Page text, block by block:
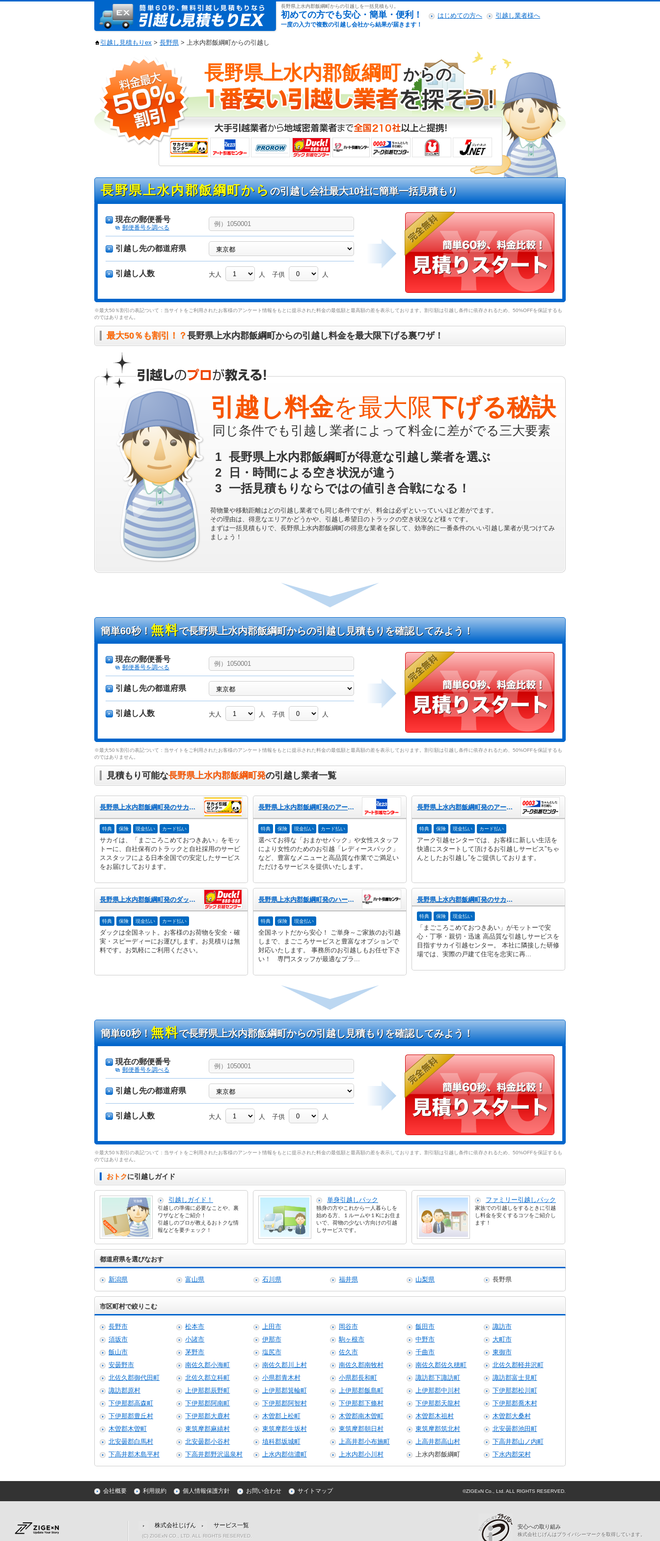
長野県上水内郡飯綱町からの引越しを一括見積もり。
引越し見積もりex
初めての方でも安心・簡単・便利！
一度の入力で複数の引越し会社から結果が届きます！
はじめての方へ 引越し業者様へ
引越し見積もりex > 長野県 > 上水内郡飯綱町からの引越し
長野県上水内郡飯綱町からの
長野県上水内郡飯綱町からの引越し会社最大10社に簡単一括見積もり
現在の郵便番号
郵便番号を調べる
引越し先の都道府県
引越し人数 大人 人 子供 人
※最大50％割引の表記ついて：当サイトをご利用されたお客様のアンケート情報をもとに提示された料金の最低額と最高額の差を表示しております。割引額は引越し条件に依存されるため、50%OFFを保証するも
のではありません。
最大50％も割引！？長野県上水内郡飯綱町からの引越し料金を最大限下げる裏ワザ！
引越し料金を最大限下げる秘訣
同じ条件でも引越し業者によって料金に差がでる三大要素
1 長野県上水内郡飯綱町が得意な引越し業者を選ぶ
2
日・時間による空き状況が違う
3 一括見積もりならではの値引き合戦になる！
荷物量や移動距離はどの引越し業者でも同じ条件ですが、料金は必ずといっていいほど差がでます。
その理由は、得意なエリアかどうかや、引越し希望日のトラックの空き状況など様々です。
まずは一括見積もりで、長野県上水内郡飯綱町の得意な業者を探して、効率的に一番条件のいい引越し業者が見つけてみ
ましょう！
簡単60秒！無料で長野県上水内郡飯綱町からの引越し見積もりを確認してみよう！
現在の郵便番号
郵便番号を調べる
引越し先の都道府県
引越し人数 大人 人 子供 人
※最大50％割引の表記ついて：当サイトをご利用されたお客様のアンケート情報をもとに提示された料金の最低額と最高額の差を表示しております。割引額は引越し条件に依存されるため、50%OFFを保証するも
のではありません。
見積もり可能な長野県上水内郡飯綱町発の引越し業者一覧
長野県上水内郡飯綱町発のサカイ引越センター
特典 保険 現金払い カード払い
サカイは、「まごころこめておつきあい」をモッ
トーに、自社保有のトラックと自社採用のサービ
ススタッフによる日本全国での安定したサービス
をお届けしております。
長野県上水内郡飯綱町発のアート引越センター
特典 保険 現金払い カード払い
選べてお得な「おまかせパック」や女性スタッフ
により女性のためのお引越「レディースパック」
など、豊富なメニューと高品質な作業でご満足い
ただけるサービスを提供いたします。
長野県上水内郡飯綱町発のアーク引越センター
特典 保険 現金払い カード払い
アーク引越センターでは、お客様に新しい生活を
快適にスタートして頂けるお引越しサービス”ちゃ
んとしたお引越し”をご提供しております。
長野県上水内郡飯綱町発のダック引越センター
特典 保険 現金払い カード払い
ダックは全国ネット。お客様のお荷物を安全・確
実・スピーディーにお運びします。お見積りは無
料です。お気軽にご利用ください。
長野県上水内郡飯綱町発のハート引越センター
特典 保険 現金払い
全国ネットだから安心！ ご単身～ご家族のお引越
しまで、まごころサービスと豊富なオプションで
対応いたします。 事務所のお引越しもお任せ下さ
い！ 専門スタッフが最適なプラ...
長野県上水内郡飯綱町発のサカイ引越センター
特典 保険 現金払い
「まごころこめておつきあい」がモットーで安
心・丁寧・親切・迅速 高品質な引越しサービスを
目指すサカイ引越センター。 本社に隣接した研修
場では、実際の戸建て住宅を忠実に再...
簡単60秒！無料で長野県上水内郡飯綱町からの引越し見積もりを確認してみよう！
現在の郵便番号
郵便番号を調べる
引越し先の都道府県
引越し人数 大人 人 子供 人
※最大50％割引の表記ついて：当サイトをご利用されたお客様のアンケート情報をもとに提示された料金の最低額と最高額の差を表示しております。割引額は引越し条件に依存されるため、50%OFFを保証するも
のではありません。
おトクに引越しガイド
引越しガイド！
引越しの準備に必要なことや、裏
ワザなどをご紹介！
引越しのプロが教えるおトクな情
報などを要チェック！
単身引越しパック
独身の方やこれから一人暮らしを
始める方、１ルームや１Kにお住ま
いで、荷物の少ない方向けの引越
しサービスです。
ファミリー引越しパック
家族での引越しをするときに引越
し料金を安くするコツをご紹介し
ます！
都道府県を選びなおす
新潟県 富山県 石川県 福井県 山梨県 長野県
市区町村で絞りこむ
長野市 松本市 上田市 岡谷市 飯田市
諏訪市
須坂市
小諸市 伊那市 駒ヶ根市 中野市
大町市
飯山市
茅野市 塩尻市 佐久市 千曲市
東御市
安曇野市
南佐久郡小海町 南佐久郡川上村 南佐久郡南牧村 南佐久郡佐久穂町
北佐久郡軽井沢町
北佐久郡御代田町
北佐久郡立科町 小県郡青木村 小県郡長和町 諏訪郡下諏訪町
諏訪郡富士見町
諏訪郡原村
上伊那郡辰野町 上伊那郡箕輪町 上伊那郡飯島町 上伊那郡中川村
下伊那郡松川町
下伊那郡高森町
下伊那郡阿南町 下伊那郡阿智村 下伊那郡下條村 下伊那郡天龍村
下伊那郡喬木村
下伊那郡豊丘村
下伊那郡大鹿村 木曽郡上松町 木曽郡南木曽町 木曽郡木祖村
木曽郡大桑村
木曽郡木曽町
東筑摩郡麻績村 東筑摩郡生坂村 東筑摩郡朝日村 東筑摩郡筑北村
北安曇郡池田町
北安曇郡白馬村
北安曇郡小谷村 埴科郡坂城町 上高井郡小布施町 上高井郡高山村
下高井郡山ノ内町
下高井郡木島平村
下高井郡野沢温泉村 上水内郡信濃町 上水内郡小川村 上水内郡飯綱町 下水内郡栄村
会社概要 利用規約 個人情報保護方針 お問い合わせ サイトマップ ©ZIGExN Co., Ltd. ALL RIGHTS RESERVED.
株式会社じげん サービス一覧
(C) ZIGExN CO., LTD. ALL RIGHTS RESERVED.
安心への取り組み
株式会社じげんはプライバシーマークを取得しています。